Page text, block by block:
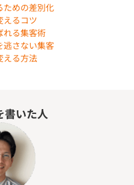
ための差別化
えるコツ
れる集客術
逃さない集客
える方法
書いた人